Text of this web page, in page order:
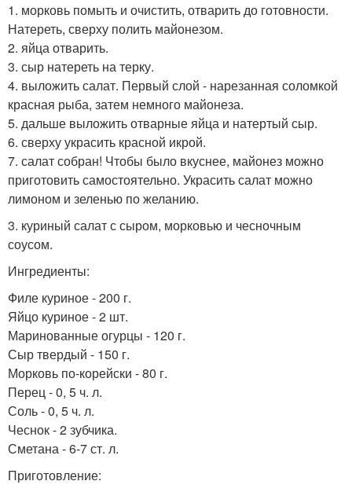
1. морковь помыть и очистить, отварить до готовности.
Натереть, сверху полить майонезом.
2. яйца отварить.
3. сыр натереть на терку.
4. выложить салат. Первый слой - нарезанная соломкой
красная рыба, затем немного майонеза.
5. дальше выложить отварные яйца и натертый сыр.
6. сверху украсить красной икрой.
7. салат собран! Чтобы было вкуснее, майонез можно
приготовить самостоятельно. Украсить салат можно
лимоном и зеленью по желанию.
3. куриный салат с сыром, морковью и чесночным
соусом.
Ингредиенты:
Филе куриное - 200 г.
Яйцо куриное - 2 шт.
Маринованные огурцы - 120 г.
Сыр твердый - 150 г.
Морковь по-корейски - 80 г.
Перец - 0, 5 ч. л.
Соль - 0, 5 ч. л.
Чеснок - 2 зубчика.
Сметана - 6-7 ст. л.
Приготовление: